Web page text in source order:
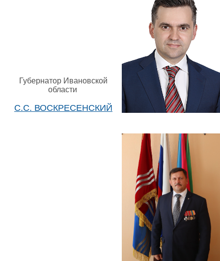
Губернатор Ивановской
области
С.С. ВОСКРЕСЕНСКИЙ